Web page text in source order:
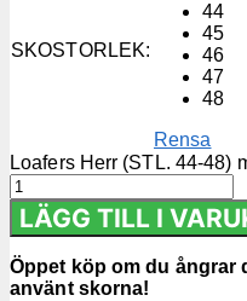
SKOSTORLEK:
44
45
46
47
48
Rensa
Loafers Herr (STL. 44-48)
LÄGG TILL I
Öppet köp om du ångrar
använt skorna!